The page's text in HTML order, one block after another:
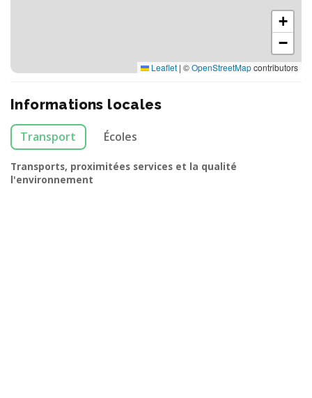
+
−
Leaflet | ©OpenStreetMapcontributors
Informations locales
Transport Écoles
Transports, proximitées services et la qualité
l'environnement